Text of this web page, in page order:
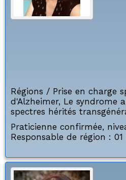
Régions / Prise en charge
d'Alzheimer, Le syndrome
spectres hérités
Praticienne confirmée,
Responsable de région :